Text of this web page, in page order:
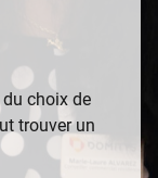
choix de
trouver un